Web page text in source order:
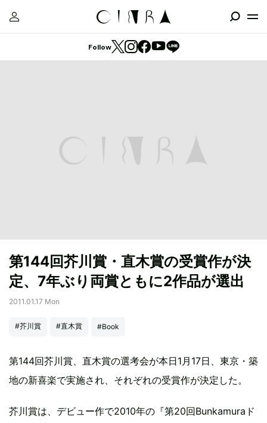
Follow
第144回芥川賞・直木賞の受賞作が決
定、7年ぶり両賞ともに2作品が選出
2011.01.17 Mon
#芥川賞 #直木賞 #Book
第144回芥川賞、直木賞の選考会が本日1月17日、東京・築
地の新喜楽で実施され、それぞれの受賞作が決定した。
芥川賞は、デビュー作で2010年の『第20回Bunkamuraド